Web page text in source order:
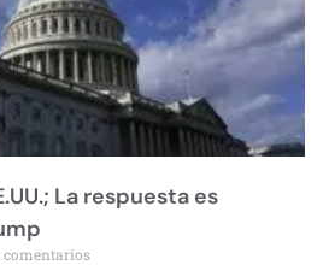
La respuesta es
comentarios